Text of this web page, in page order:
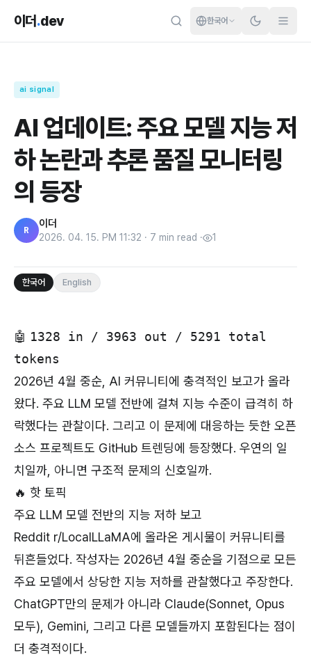
이더 .dev 한국어
ai signal
AI 업데이트: 주요 모델 지능 저
하 논란과 추론 품질 모니터링
의 등장
R
이더
2026. 04. 15. PM 11:32 · 7 min read · 1
한국어 English
🤖 1328 in / 3963 out / 5291 total
tokens
2026년 4월 중순, AI 커뮤니티에 충격적인 보고가 올라
왔다. 주요 LLM 모델 전반에 걸쳐 지능 수준이 급격히 하
락했다는 관찰이다. 그리고 이 문제에 대응하는 듯한 오픈
소스 프로젝트도 GitHub 트렌딩에 등장했다. 우연의 일
치일까, 아니면 구조적 문제의 신호일까.
🔥 핫 토픽
주요 LLM 모델 전반의 지능 저하 보고
Reddit r/LocalLLaMA에 올라온 게시물이 커뮤니티를
뒤흔들었다. 작성자는 2026년 4월 중순을 기점으로 모든
주요 모델에서 상당한 지능 저하를 관찰했다고 주장한다.
ChatGPT만의 문제가 아니라 Claude(Sonnet, Opus
모두), Gemini, 그리고 다른 모델들까지 포함된다는 점이
더 충격적이다.